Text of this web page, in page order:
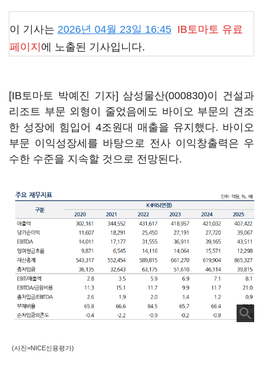
이 기사는 2026년 04월 23일 16:45 IB토마토 유료
페이지 에 노출된 기사입니다.
[IB토마토 박예진 기자] 삼성물산(000830)이 건설과
리조트 부문 외형이 줄었음에도 바이오 부문의 견조
한 성장에 힘입어 4조원대 매출을 유지했다. 바이오
부문 이익성장세를 바탕으로 전사 이익창출력은 우
수한 수준을 지속할 것으로 전망된다.
(사진=NICE신용평가)